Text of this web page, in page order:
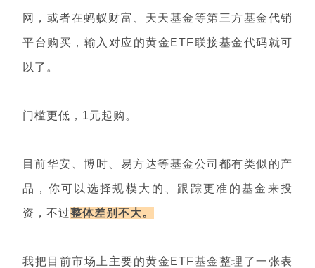
网，或者在蚂蚁财富、天天基金等第三方基金代销
平台购买，输入对应的黄金ETF联接基金代码就可
以了。
门槛更低，1元起购。
目前华安、博时、易方达等基金公司都有类似的产
品，你可以选择规模大的、跟踪更准的基金来投
资，不过整体差别不大。
我把目前市场上主要的黄金ETF基金整理了一张表